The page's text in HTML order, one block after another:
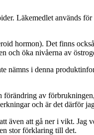
Läkemedlet används
hormon). Det finns
och öka nivåerna av
i denna
av
och är det
att gå ner i vikt.
stor förklaring till det.